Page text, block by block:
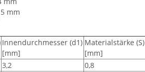
mm
Innendurchmesser (d1)
[mm]
Materialstärke (S)
[mm]
3,2
0,8